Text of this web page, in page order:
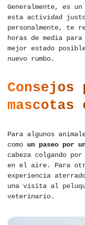
Generalmente, es
esta actividad justo
personalmente, te
horas de media
mejor estado
nuevo rumbo.
mascotas
Para algunos
como un paseo por
cabeza colgando
en el aire. Para
experiencia
una visita al
veterinario.